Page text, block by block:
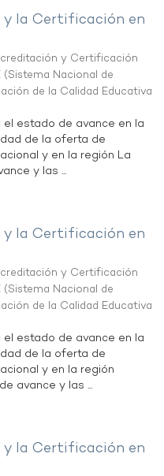
y la Certificación en
y Certificación
(Sistema Nacional de
de la Calidad Educativa
estado de avance en la
de la oferta de
y en la región La
y las ...
y la Certificación en
y Certificación
(Sistema Nacional de
de la Calidad Educativa
estado de avance en la
de la oferta de
y en la región
avance y las ...
y la Certificación en